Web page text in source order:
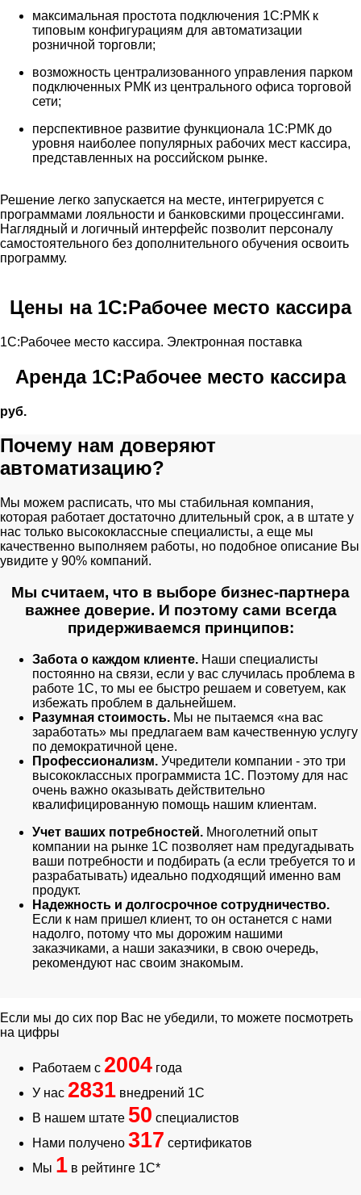
максимальная простота подключения 1С:РМК к
типовым конфигурациям для автоматизации
розничной торговли;
возможность централизованного управления парком
подключенных РМК из центрального офиса торговой
сети;
перспективное развитие функционала 1С:РМК до
уровня наиболее популярных рабочих мест кассира,
представленных на российском рынке.
Решение легко запускается на месте, интегрируется с
программами лояльности и банковскими процессингами.
Наглядный и логичный интерфейс позволит персоналу
самостоятельного без дополнительного обучения освоить
программу.
Цены на 1С:Рабочее место кассира
1С:Рабочее место кассира. Электронная поставка
Аренда 1С:Рабочее место кассира
руб.
Почему нам доверяют
автоматизацию?
Мы можем расписать, что мы стабильная компания,
которая работает достаточно длительный срок, а в штате у
нас только высококлассные специалисты, а еще мы
качественно выполняем работы, но подобное описание Вы
увидите у 90% компаний.
Мы считаем, что в выборе бизнес-партнера
важнее доверие. И поэтому сами всегда
придерживаемся принципов:
Забота о каждом клиенте. Наши специалисты
постоянно на связи, если у вас случилась проблема в
работе 1С, то мы ее быстро решаем и советуем, как
избежать проблем в дальнейшем.
Разумная стоимость. Мы не пытаемся «на вас
заработать» мы предлагаем вам качественную услугу
по демократичной цене.
Профессионализм. Учредители компании - это три
высококлассных программиста 1С. Поэтому для нас
очень важно оказывать действительно
квалифицированную помощь нашим клиентам.
Учет ваших потребностей. Многолетний опыт
компании на рынке 1С позволяет нам предугадывать
ваши потребности и подбирать (а если требуется то и
разрабатывать) идеально подходящий именно вам
продукт.
Надежность и долгосрочное сотрудничество.
Если к нам пришел клиент, то он останется с нами
надолго, потому что мы дорожим нашими
заказчиками, а наши заказчики, в свою очередь,
рекомендуют нас своим знакомым.
Если мы до сих пор Вас не убедили, то можете посмотреть
на цифры
Работаем с 2004 года
У нас 2831 внедрений 1С
В нашем штате 50 специалистов
Нами получено 317 сертификатов
Мы 1 в рейтинге 1С*